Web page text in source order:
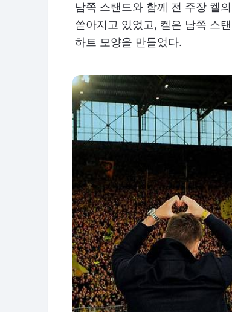
남쪽 스탠드와 함께 전 주장 켈
쏟아지고 있었고, 켈은 남쪽 스
하트 모양을 만들었다.